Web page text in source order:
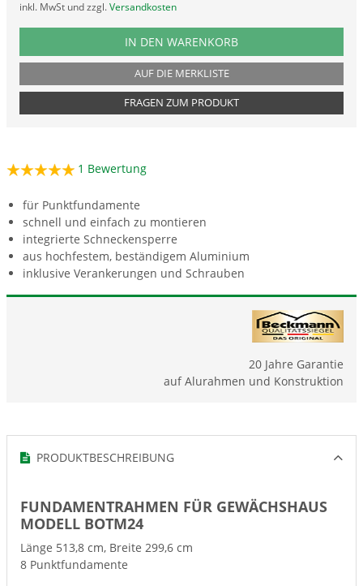
inkl. MwSt und zzgl. Versandkosten
PRODUKTNUMMER FUBOTM24
IN DEN WARENKORB
AUF DIE MERKLISTE
FRAGEN ZUM PRODUKT
1 Bewertung
für Punktfundamente
schnell und einfach zu montieren
integrierte Schneckensperre
aus hochfestem, beständigem Aluminium
inklusive Verankerungen und Schrauben
20 Jahre Garantie
auf Alurahmen und Konstruktion
PRODUKTBESCHREIBUNG
FUNDAMENTRAHMEN FÜR GEWÄCHSHAUS
MODELL BOTM24
Länge 513,8 cm, Breite 299,6 cm
8 Punktfundamente